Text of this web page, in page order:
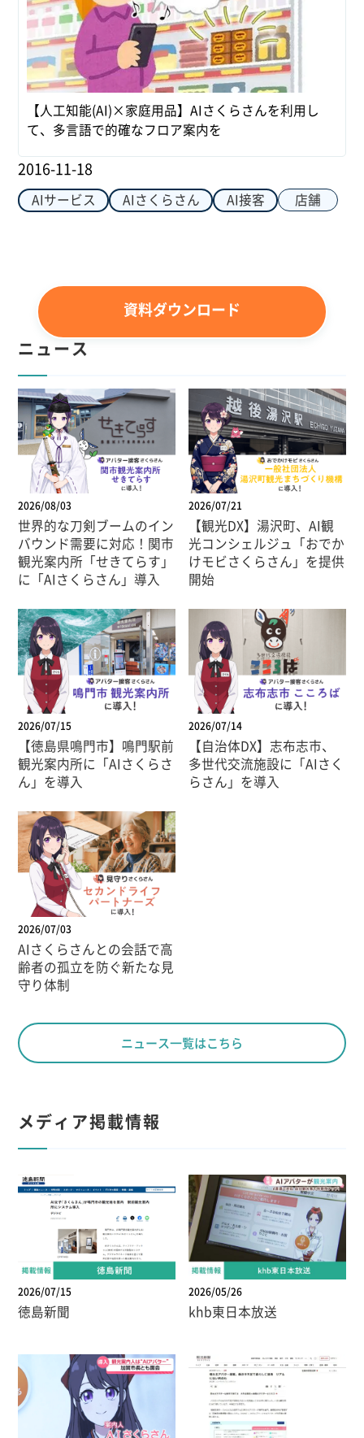
【人工知能(AI)×家庭用品】AIさくらさんを利用し
て、多言語で的確なフロア案内を
2016-11-18
AIサービス AIさくらさん AI接客 店舗
資料ダウンロード
ニュース
2026/08/03
世界的な刀剣ブームのイン
バウンド需要に対応！関市
観光案内所「せきてらす」
に「AIさくらさん」導入
2026/07/21
【観光DX】湯沢町、AI観
光コンシェルジュ「おでか
けモビさくらさん」を提供
開始
2026/07/15
【徳島県鳴門市】鳴門駅前
観光案内所に「AIさくらさ
ん」を導入
2026/07/14
【自治体DX】志布志市、
多世代交流施設に「AIさく
らさん」を導入
2026/07/03
AIさくらさんとの会話で高
齢者の孤立を防ぐ新たな見
守り体制
ニュース一覧はこちら
メディア掲載情報
2026/07/15
徳島新聞
2026/05/26
khb東日本放送